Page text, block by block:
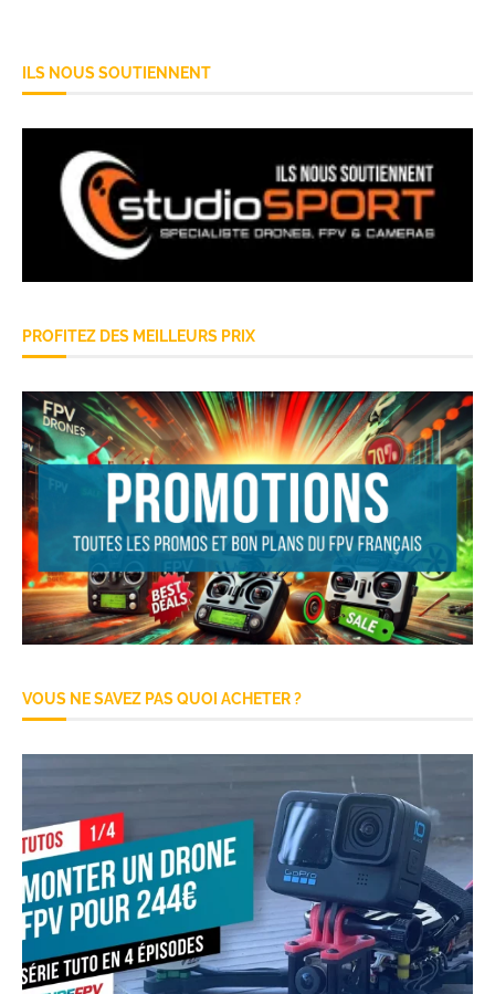
ILS NOUS SOUTIENNENT
PROFITEZ DES MEILLEURS PRIX
VOUS NE SAVEZ PAS QUOI ACHETER ?